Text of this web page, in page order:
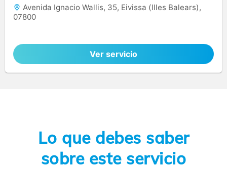
Avenida Ignacio Wallis, 35, Eivissa (Illes Balears),
07800
Ver servicio
Lo que debes saber
sobre este servicio